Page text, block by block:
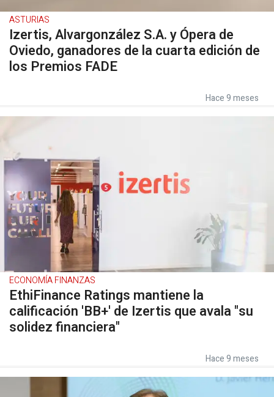
ASTURIAS
Izertis, Alvargonzález S.A. y Ópera de
Oviedo, ganadores de la cuarta edición de
los Premios FADE
Hace 9 meses
ECONOMÍA FINANZAS
EthiFinance Ratings mantiene la
calificación 'BB+' de Izertis que avala "su
solidez financiera"
Hace 9 meses